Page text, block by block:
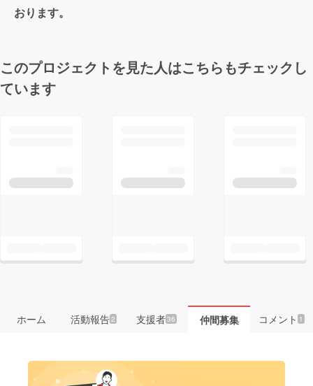
おります。
このプロジェクトを見た人はこちらもチェックし
ています
ホーム 活動報告2 支援者36 仲間募集 コメント 1